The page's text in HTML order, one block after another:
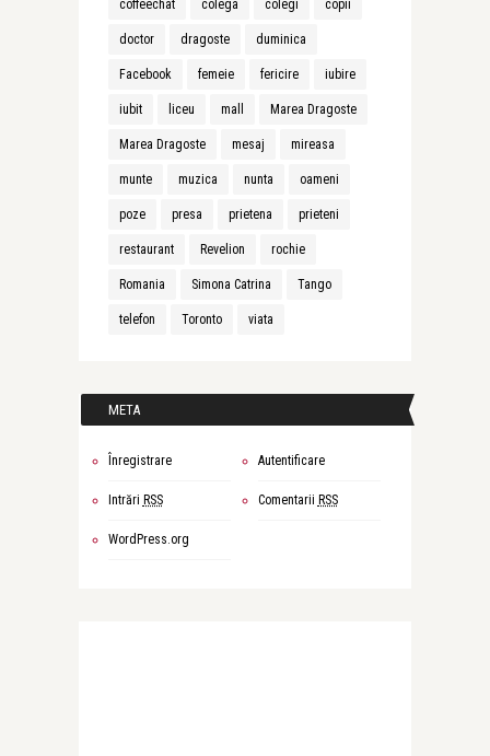
coffeechat colega colegi copii
doctor dragoste duminica
Facebook femeie fericire iubire
iubit liceu mall Marea Dragoste
Marea Dragoste mesaj mireasa
munte muzica nunta oameni
poze presa prietena prieteni
restaurant Revelion rochie
Romania Simona Catrina Tango
telefon Toronto viata
META
Înregistrare Autentificare
Intrări RSS Comentarii RSS
WordPress.org